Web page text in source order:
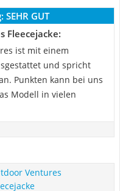
SEHR GUT
Fleecejacke:
ist mit einem
und spricht
Punkten kann bei uns
Modell in vielen
Ventures